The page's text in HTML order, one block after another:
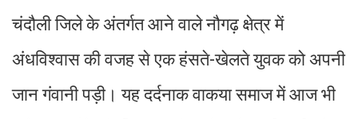
चंदौली जिले के अंतर्गत आने वाले नौगढ़ क्षेत्र में
अंधविश्वास की वजह से एक हंसते-खेलते युवक को अपनी
जान गंवानी पड़ी। यह दर्दनाक वाकया समाज में आज भी